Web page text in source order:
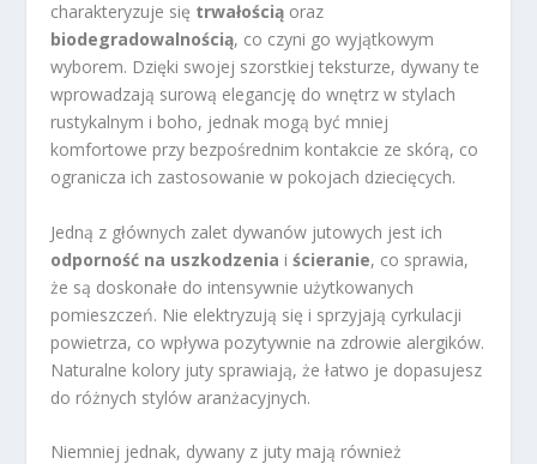
charakteryzuje się trwałością oraz
biodegradowalnością, co czyni go wyjątkowym
wyborem. Dzięki swojej szorstkiej teksturze, dywany te
wprowadzają surową elegancję do wnętrz w stylach
rustykalnym i boho, jednak mogą być mniej
komfortowe przy bezpośrednim kontakcie ze skórą, co
ogranicza ich zastosowanie w pokojach dziecięcych.
Jedną z głównych zalet dywanów jutowych jest ich
odporność na uszkodzenia iścieranie, co sprawia,
że są doskonałe do intensywnie użytkowanych
pomieszczeń. Nie elektryzują się i sprzyjają cyrkulacji
powietrza, co wpływa pozytywnie na zdrowie alergików.
Naturalne kolory juty sprawiają, że łatwo je dopasujesz
do różnych stylów aranżacyjnych.
Niemniej jednak, dywany z juty mają również